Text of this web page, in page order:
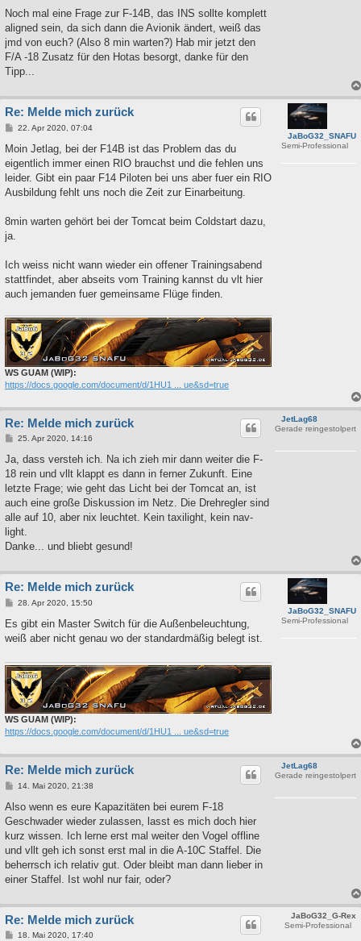
Noch mal eine Frage zur F-14B, das INS sollte komplett
aligned sein, da sich dann die Avionik ändert, weiß das
jmd von euch? (Also 8 min warten?) Hab mir jetzt den
F/A -18 Zusatz für den Hotas besorgt, danke für den
Tipp...
JaBoG32_SNAFU
Semi-Professional
Re: Melde mich zurück
B
i
r
a
22. Apr 2020, 07:04
Moin Jetlag, bei der F14B ist das Problem das du
eigentlich immer einen RIO brauchst und die fehlen uns
leider. Gibt ein paar F14 Piloten bei uns aber fuer ein RIO
Ausbildung fehlt uns noch die Zeit zur Einarbeitung.
8min warten gehört bei der Tomcat beim Coldstart dazu,
ja.
Ich weiss nicht wann wieder ein offener Trainingsabend
stattfindet, aber abseits vom Training kannst du vlt hier
auch jemanden fuer gemeinsame Flüge finden.
WS GUAM (WIP):
https://docs.google.com/document/d/1HU1 ... ue&sd=true
JetLag68
Gerade reingestolpert
Re: Melde mich zurück
B
i
r
a
25. Apr 2020, 14:16
Ja, dass versteh ich. Na ich zieh mir dann weiter die F-
18 rein und vllt klappt es dann in ferner Zukunft. Eine
letzte Frage; wie geht das Licht bei der Tomcat an, ist
auch eine große Diskussion im Netz. Die Drehregler sind
alle auf 10, aber nix leuchtet. Kein taxilight, kein nav-
light.
Danke... und bliebt gesund!
JaBoG32_SNAFU
Semi-Professional
Re: Melde mich zurück
B
i
r
28. Apr 2020, 15:50
Es gibt ein Master Switch für die Außenbeleuchtung,
weiß aber nicht genau wo der standardmäßig belegt ist.
WS GUAM (WIP):
https://docs.google.com/document/d/1HU1 ... ue&sd=true
JetLag68
Gerade reingestolpert
Re: Melde mich zurück
B
i
r
a
14. Mai 2020, 21:38
Also wenn es eure Kapazitäten bei eurem F-18
Geschwader wieder zulassen, lasst es mich doch hier
kurz wissen. Ich lerne erst mal weiter den Vogel offline
und vllt geh ich sonst erst mal in die A-10C Staffel. Die
beherrsch ich relativ gut. Oder bleibt man dann lieber in
einer Staffel. Ist wohl nur fair, oder?
JaBoG32_G-Rex
Semi-Professional
Re: Melde mich zurück
B18. Mai 2020, 17:40